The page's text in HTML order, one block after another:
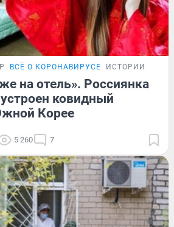
ВСЁ О КОРОНАВИРУСЕ ИСТОРИИ
на отель». Россиянка
ковидный
Корее
5 260 7